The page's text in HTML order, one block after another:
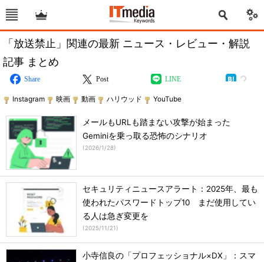
「放送禁止」関連の最新 ニュース・レビュー・解説
記事 まとめ
Share Post LINE
Instagram 映画 動画 ハリウッド YouTube
メールもURLも踏まない攻撃が始まった
Geminiを乗っ取る恐怖のシナリオ
(2026/1/28)
セキュリティニュースアラート：2025年、最も
使われたパスワードトップ10 まだ使用してい
る人は急ぎ変更を
(2025/11/21)
小寺信良の「プロフェッショナル×DX」：スマ